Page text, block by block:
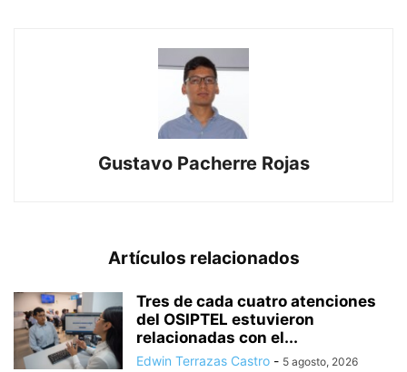
Gustavo Pacherre Rojas
Artículos relacionados
Tres de cada cuatro atenciones
del OSIPTEL estuvieron
relacionadas con el...
Edwin Terrazas Castro - 5 agosto, 2026